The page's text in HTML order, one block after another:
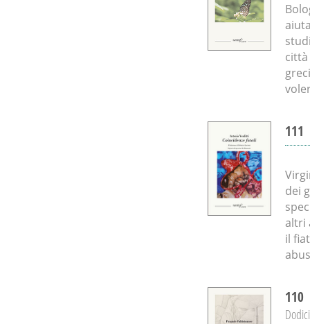
111
dei
altri
il
110